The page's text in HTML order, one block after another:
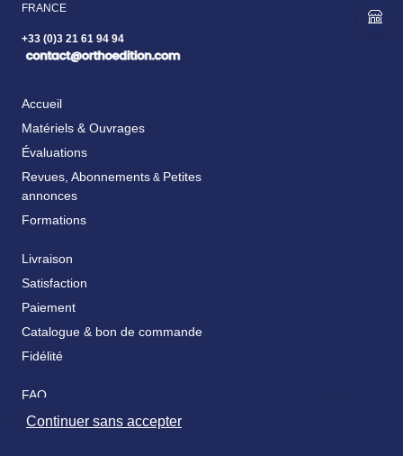
FRANCE
+33 (0)3 21 61 94 94
Accueil
Matériels & Ouvrages
Évaluations
Revues, Abonnements & Petites
annonces
Formations
Livraison
Satisfaction
Paiement
Catalogue & bon de commande
Fidélité
FAQ
Nos partenaires
Continuer sans accepter